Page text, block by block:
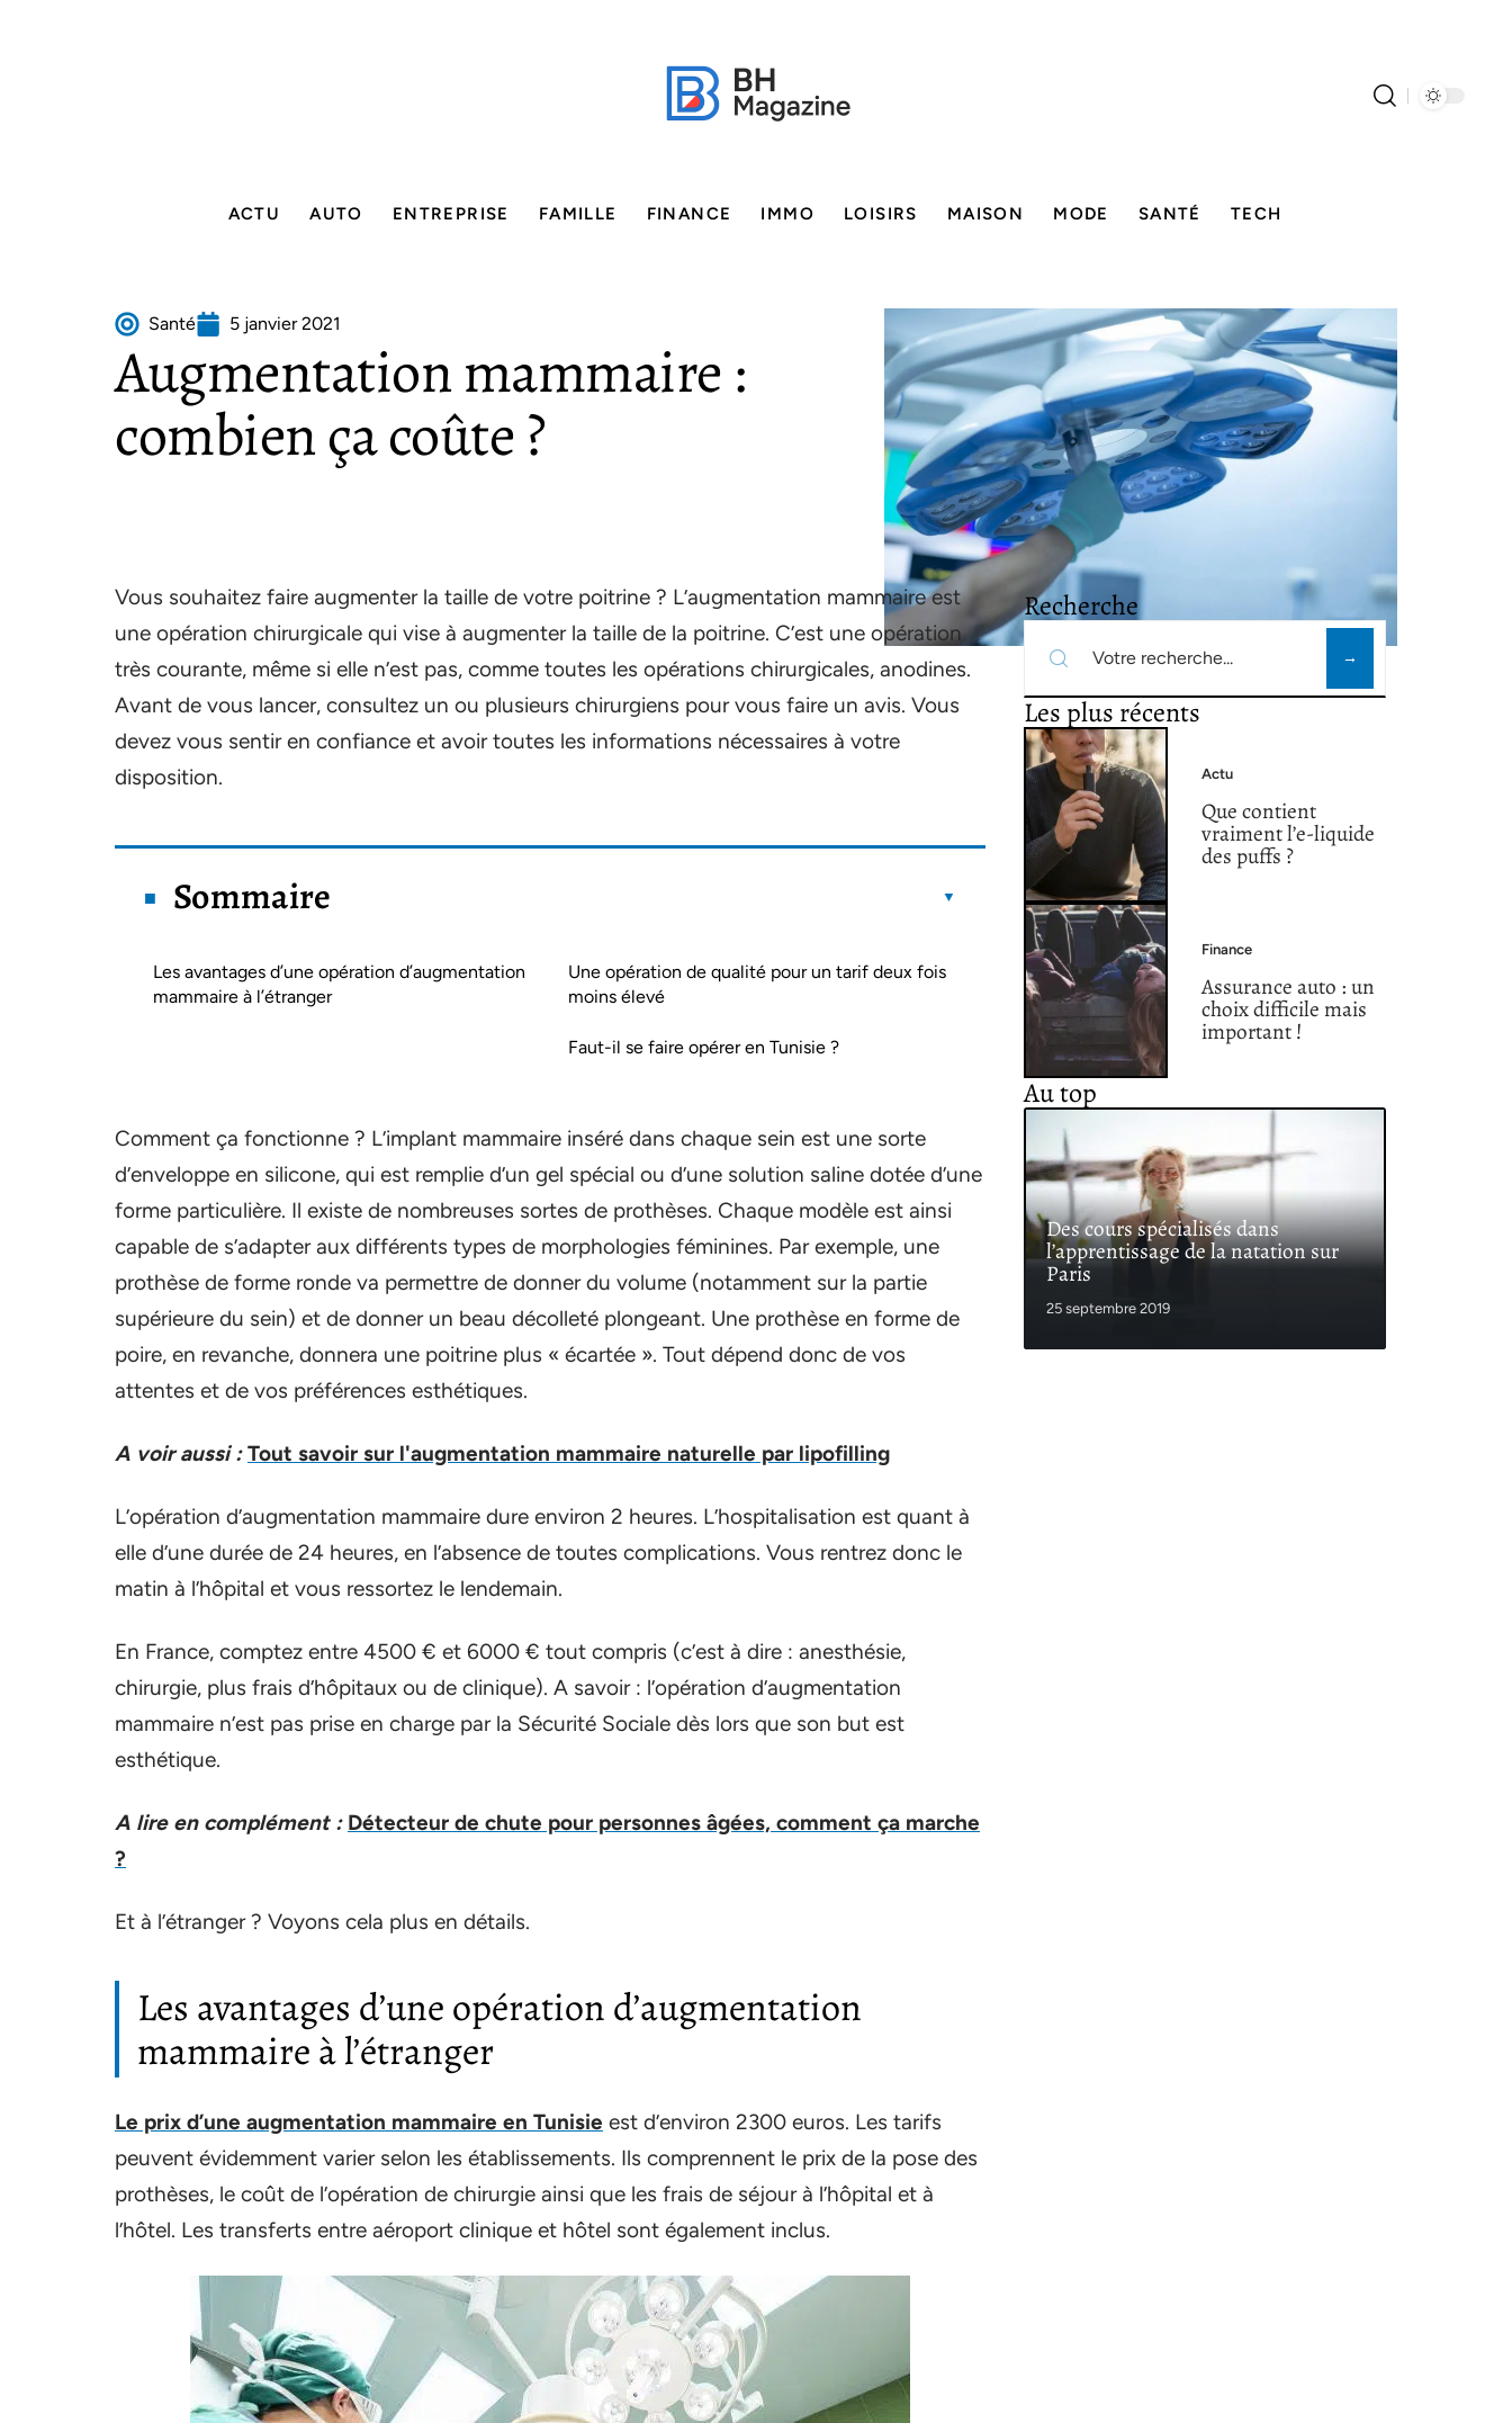
ACTU AUTO ENTREPRISE FAMILLE FINANCE IMMO LOISIRS MAISON MODE SANTÉ TECH
Santé 5 janvier 2021
Augmentation mammaire :
combien ça coûte ?
Vous souhaitez faire augmenter la taille de votre poitrine ? L’augmentation mammaire est
une opération chirurgicale qui vise à augmenter la taille de la poitrine. C’est une opération
très courante, même si elle n’est pas, comme toutes les opérations chirurgicales, anodines.
Avant de vous lancer, consultez un ou plusieurs chirurgiens pour vous faire un avis. Vous
devez vous sentir en confiance et avoir toutes les informations nécessaires à votre
disposition.
Sommaire
Les avantages d’une opération d’augmentation
mammaire à l’étranger
Une opération de qualité pour un tarif deux fois
moins élevé
Faut-il se faire opérer en Tunisie ?
Comment ça fonctionne ? L’implant mammaire inséré dans chaque sein est une sorte
d’enveloppe en silicone, qui est remplie d’un gel spécial ou d’une solution saline dotée d’une
forme particulière. Il existe de nombreuses sortes de prothèses. Chaque modèle est ainsi
capable de s’adapter aux différents types de morphologies féminines. Par exemple, une
prothèse de forme ronde va permettre de donner du volume (notamment sur la partie
supérieure du sein) et de donner un beau décolleté plongeant. Une prothèse en forme de
poire, en revanche, donnera une poitrine plus « écartée ». Tout dépend donc de vos
attentes et de vos préférences esthétiques.
A voir aussi : Tout savoir sur l'augmentation mammaire naturelle par lipofilling
L’opération d’augmentation mammaire dure environ 2 heures. L’hospitalisation est quant à
elle d’une durée de 24 heures, en l’absence de toutes complications. Vous rentrez donc le
matin à l’hôpital et vous ressortez le lendemain.
En France, comptez entre 4500 € et 6000 € tout compris (c’est à dire : anesthésie,
chirurgie, plus frais d’hôpitaux ou de clinique). A savoir : l’opération d’augmentation
mammaire n’est pas prise en charge par la Sécurité Sociale dès lors que son but est
esthétique.
A lire en complément : Détecteur de chute pour personnes âgées, comment ça marche
?
Et à l’étranger ? Voyons cela plus en détails.
Les avantages d’une opération d’augmentation
mammaire à l’étranger
Le prix d’une augmentation mammaire en Tunisie est d’environ 2300 euros. Les tarifs
peuvent évidemment varier selon les établissements. Ils comprennent le prix de la pose des
prothèses, le coût de l’opération de chirurgie ainsi que les frais de séjour à l’hôpital et à
l’hôtel. Les transferts entre aéroport clinique et hôtel sont également inclus.
Recherche
Les plus récents
Actu
Que contient
vraiment l’e-liquide
des puffs ?
Finance
Assurance auto : un
choix difficile mais
important !
Au top
Des cours spécialisés dans
l’apprentissage de la natation sur
Paris
25 septembre 2019